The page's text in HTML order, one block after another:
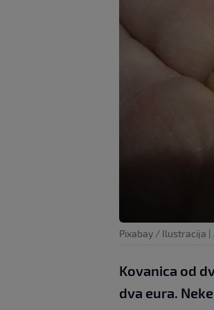
Pixabay / Ilustracija |
Kovanica od
dva eura.